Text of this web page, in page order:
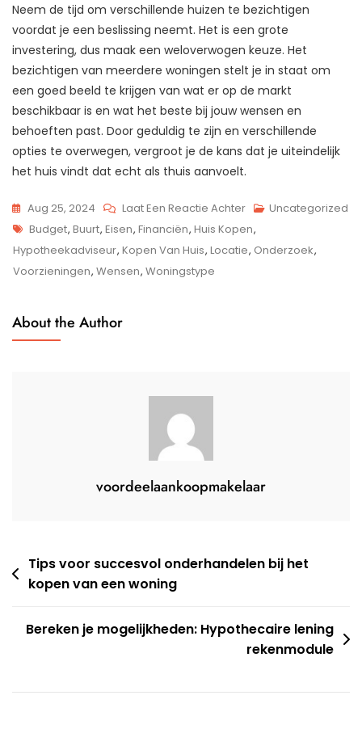
Neem de tijd om verschillende huizen te bezichtigen
voordat je een beslissing neemt. Het is een grote
investering, dus maak een weloverwogen keuze. Het
bezichtigen van meerdere woningen stelt je in staat om
een goed beeld te krijgen van wat er op de markt
beschikbaar is en wat het beste bij jouw wensen en
behoeften past. Door geduldig te zijn en verschillende
opties te overwegen, vergroot je de kans dat je uiteindelijk
het huis vindt dat echt als thuis aanvoelt.
Aug 25, 2024 Laat Een Reactie AchterOp
Tips
Voor
Uncategorized
Tags
Budget, Buurt, Eisen, Financiën, Huis Kopen,
Hypotheekadviseur, Kopen Van Huis, Locatie, Onderzoek,
Voorzieningen, Wensen, Woningstype
About the Author
voordeelaankoopmakelaar
Berichtnavigatie
Tips voor succesvol onderhandelen bij het
kopen van een woning
Bereken je mogelijkheden: Hypothecaire lening
rekenmodule